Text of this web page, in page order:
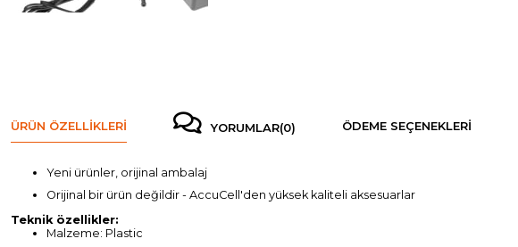
ÜRÜN ÖZELLIKLERI YORUMLAR(0) ÖDEME SEÇENEKLERI
Yeni ürünler, orijinal ambalaj
Orijinal bir ürün değildir - AccuCell'den yüksek kaliteli aksesuarlar
Teknik özellikler:
Malzeme: Plastic